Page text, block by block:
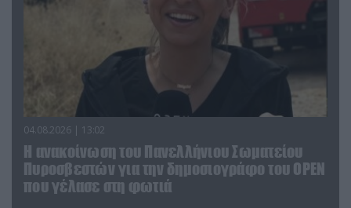
04.08.2026 | 13:02
Η ανακοίνωση του Πανελλήνιου Σωματείου
Πυροσβεστών για την δημοσιογράφο του OPEN
που γέλασε στη φωτιά